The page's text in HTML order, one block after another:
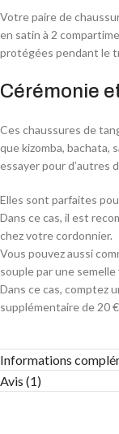
Votre paire de
en satin à 2
protégées pendant le
Cérémonie
Ces chaussures de
que kizomba, bachata,
essayer pour d’autres
Elles sont parfaites
Dans ce cas, il est
chez votre cordonnier.
Vous pouvez aussi
souple par une
Dans ce cas, comptez
supplémentaire de 20
Informations
Avis (1)